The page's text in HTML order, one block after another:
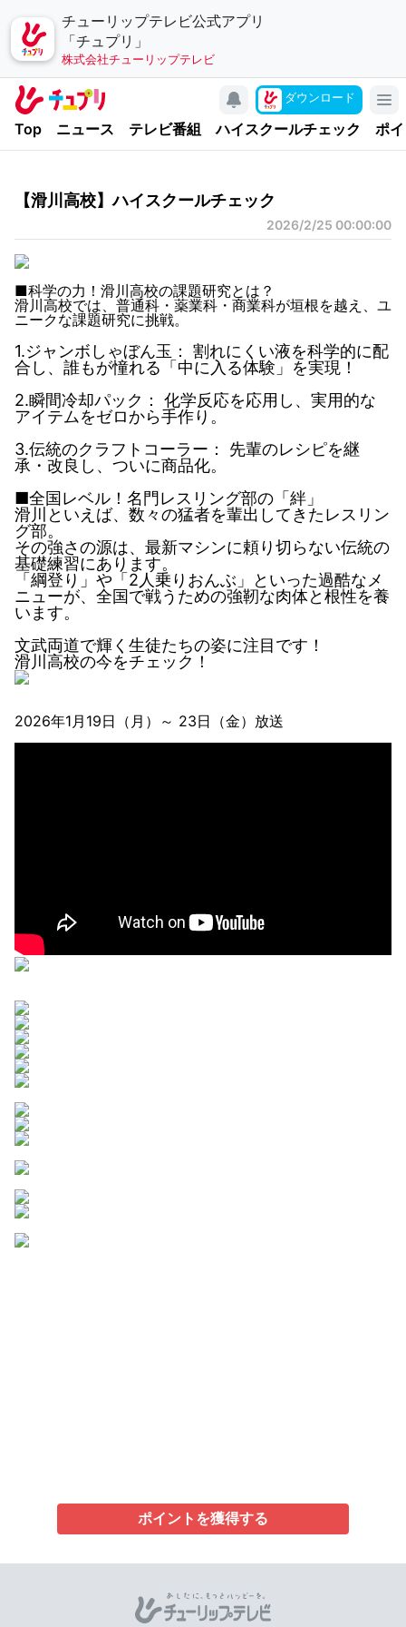
チューリップテレビ公式アプリ
「チュプリ」
株式会社チューリップテレビ
キャンペーン
アプリについて
お問い合わせ
個人情報の取り扱いについて
チューリップテレビ
公式SNSアカウント
YouTubeチャンネル
ダウンロード
Top ニュース テレビ番組 ハイスクールチェック ポ
【滑川高校】ハイスクールチェック
2026/2/25 00:00:00
■科学の力！滑川高校の課題研究とは？
滑川高校では、普通科・薬業科・商業科が垣根を越え、ユ
ニークな課題研究に挑戦。
1.ジャンボしゃぼん玉： 割れにくい液を科学的に配
合し、誰もが憧れる「中に入る体験」を実現！
2.瞬間冷却パック： 化学反応を応用し、実用的な
アイテムをゼロから手作り。
3.伝統のクラフトコーラー： 先輩のレシピを継
承・改良し、ついに商品化。
■全国レベル！名門レスリング部の「絆」
滑川といえば、数々の猛者を輩出してきたレスリン
グ部。
その強さの源は、最新マシンに頼り切らない伝統の
基礎練習にあります。
「綱登り」や「2人乗りおんぶ」といった過酷なメ
ニューが、全国で戦うための強靭な肉体と根性を養
います。
文武両道で輝く生徒たちの姿に注目です！
滑川高校の今をチェック！
2026年1月19日（月）～ 23日（金）放送
ポイントを獲得する